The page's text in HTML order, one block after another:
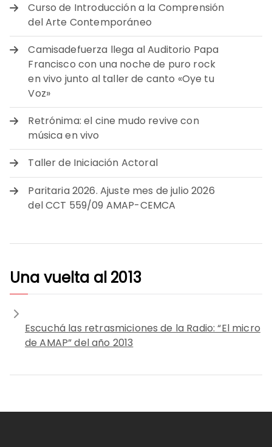
Curso de Introducción a la Comprensión
del Arte Contemporáneo
Camisadefuerza llega al Auditorio Papa
Francisco con una noche de puro rock
en vivo junto al taller de canto «Oye tu
Voz»
Retrónima: el cine mudo revive con
música en vivo
Taller de Iniciación Actoral
Paritaria 2026. Ajuste mes de julio 2026
del CCT 559/09 AMAP-CEMCA
Una vuelta al 2013
Escuchá las retrasmiciones de la Radio: “El micro
de AMAP” del año 2013